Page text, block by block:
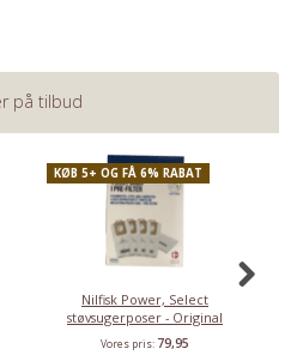
på tilbud
KØB 5+ OG FÅ 6% RABAT
Nilfisk Power, Select
støvsugerposer - Original
Vores pris: 79,95